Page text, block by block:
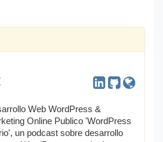
Web WordPress &
Online Publico 'WordPress
un podcast sobre desarrollo